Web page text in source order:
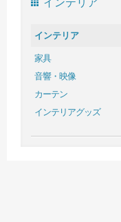
インテリア
インテリア
家具
音響・映像
カーテン
インテリアグッズ